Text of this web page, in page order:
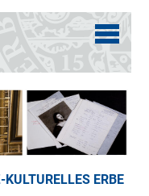
ERBE